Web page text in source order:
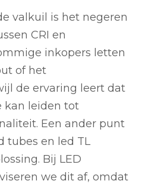
valkuil is het negeren
CRI en
inkopers letten
of het
de ervaring leert dat
kan leiden tot
Een ander punt
tubes en led TL
Bij LED
we dit af, omdat